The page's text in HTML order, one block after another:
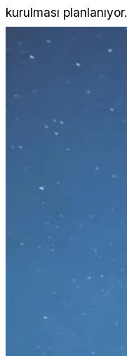
kurulması planlanıyor.